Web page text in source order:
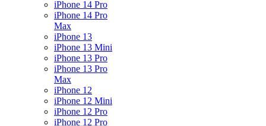
iPhone 14 Pro
iPhone 14 Pro
Max
iPhone 13
iPhone 13 Mini
iPhone 13 Pro
iPhone 13 Pro
Max
iPhone 12
iPhone 12 Mini
iPhone 12 Pro
iPhone 12 Pro